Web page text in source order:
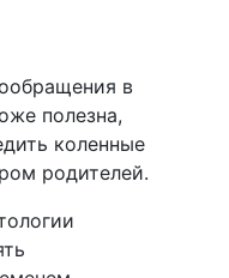
в
полезна,
коленные
родителей.